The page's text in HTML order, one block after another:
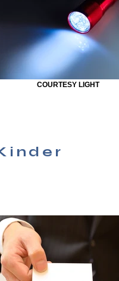
COURTESY LIGHT